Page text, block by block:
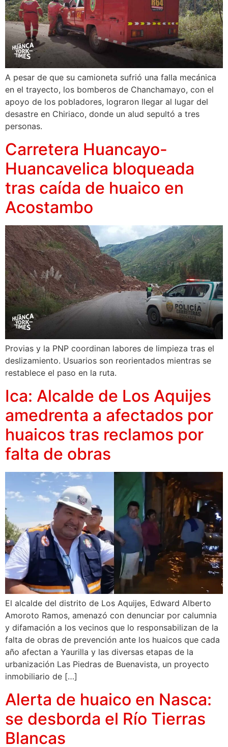
A pesar de que su camioneta sufrió una falla mecánica
en el trayecto, los bomberos de Chanchamayo, con el
apoyo de los pobladores, lograron llegar al lugar del
desastre en Chiriaco, donde un alud sepultó a tres
personas.
Carretera Huancayo-
Huancavelica bloqueada
tras caída de huaico en
Acostambo
Provias y la PNP coordinan labores de limpieza tras el
deslizamiento. Usuarios son reorientados mientras se
restablece el paso en la ruta.
Ica: Alcalde de Los Aquijes
amedrenta a afectados por
huaicos tras reclamos por
falta de obras
El alcalde del distrito de Los Aquijes, Edward Alberto
Amoroto Ramos, amenazó con denunciar por calumnia
y difamación a los vecinos que lo responsabilizan de la
falta de obras de prevención ante los huaicos que cada
año afectan a Yaurilla y las diversas etapas de la
urbanización Las Piedras de Buenavista, un proyecto
inmobiliario de […]
Alerta de huaico en Nasca:
se desborda el Río Tierras
Blancas